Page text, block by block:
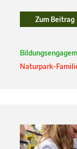
Zum Beitrag
Naturpark-